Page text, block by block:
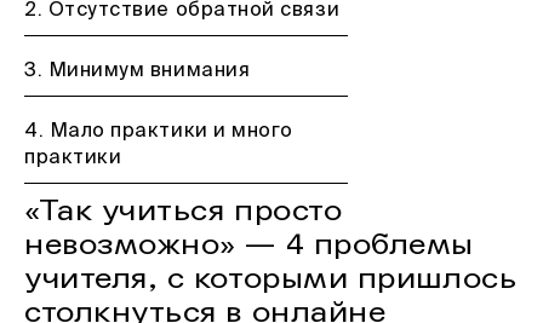
2. Отсутствие обратной связи
3. Минимум внимания
4. Мало практики и много
практики
«Так учиться просто
невозможно» — 4 проблемы
учителя, с которыми пришлось
столкнуться в онлайне